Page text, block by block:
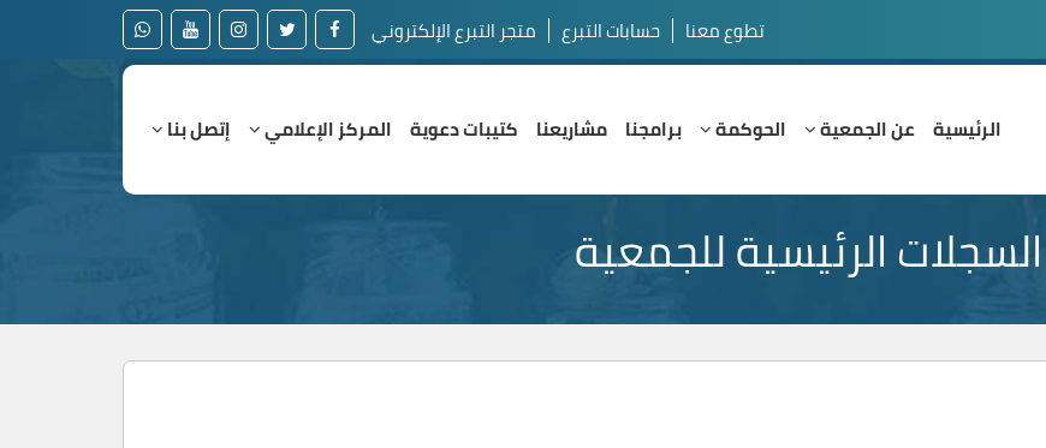
تطوع معنا حسابات التبرع متجر التبرع الإلكتروني
الرئيسية عن الجمعية الحوكمة برامجنا مشاريعنا كتيبات دعوية المركز الإعلامي إتصل بنا
السجلات الرئيسية للجمعية